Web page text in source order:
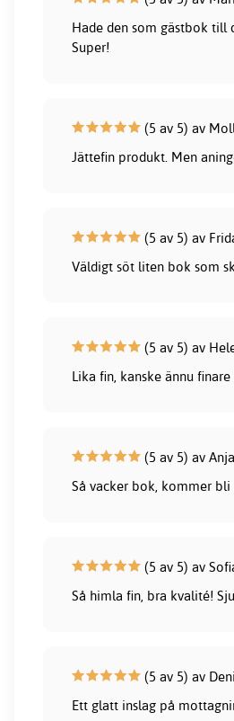
Hade den som gästbok
Super!
(5 av 5) av
Jättefin produkt. Men
(5 av 5) av
Väldigt söt liten bok som
(5 av 5) av
Lika fin, kanske ännu
(5 av 5) av Anja
Så vacker bok, kommer
(5 av 5) av
Så himla fin, bra kvalité!
(5 av 5) av
Ett glatt inslag på